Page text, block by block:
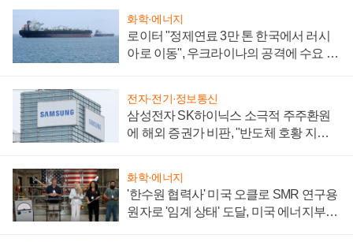
화학·에너지
로이터 "정제연료 3만 톤 한국에서 러시
아로 이동", 우크라이나의 공격에 수요 늘
전자·전기·정보통신
삼성전자 SK하이닉스 소극적 주주환원
에 해외 증권가 비판, "반도체 호황 지속
화학·에너지
'한수원 협력사' 미국 오클로 SMR 연구용
원자로 '임계 상태' 도달, 미국 에너지부